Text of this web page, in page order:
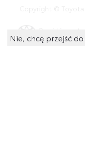
Nie, chcę przejść